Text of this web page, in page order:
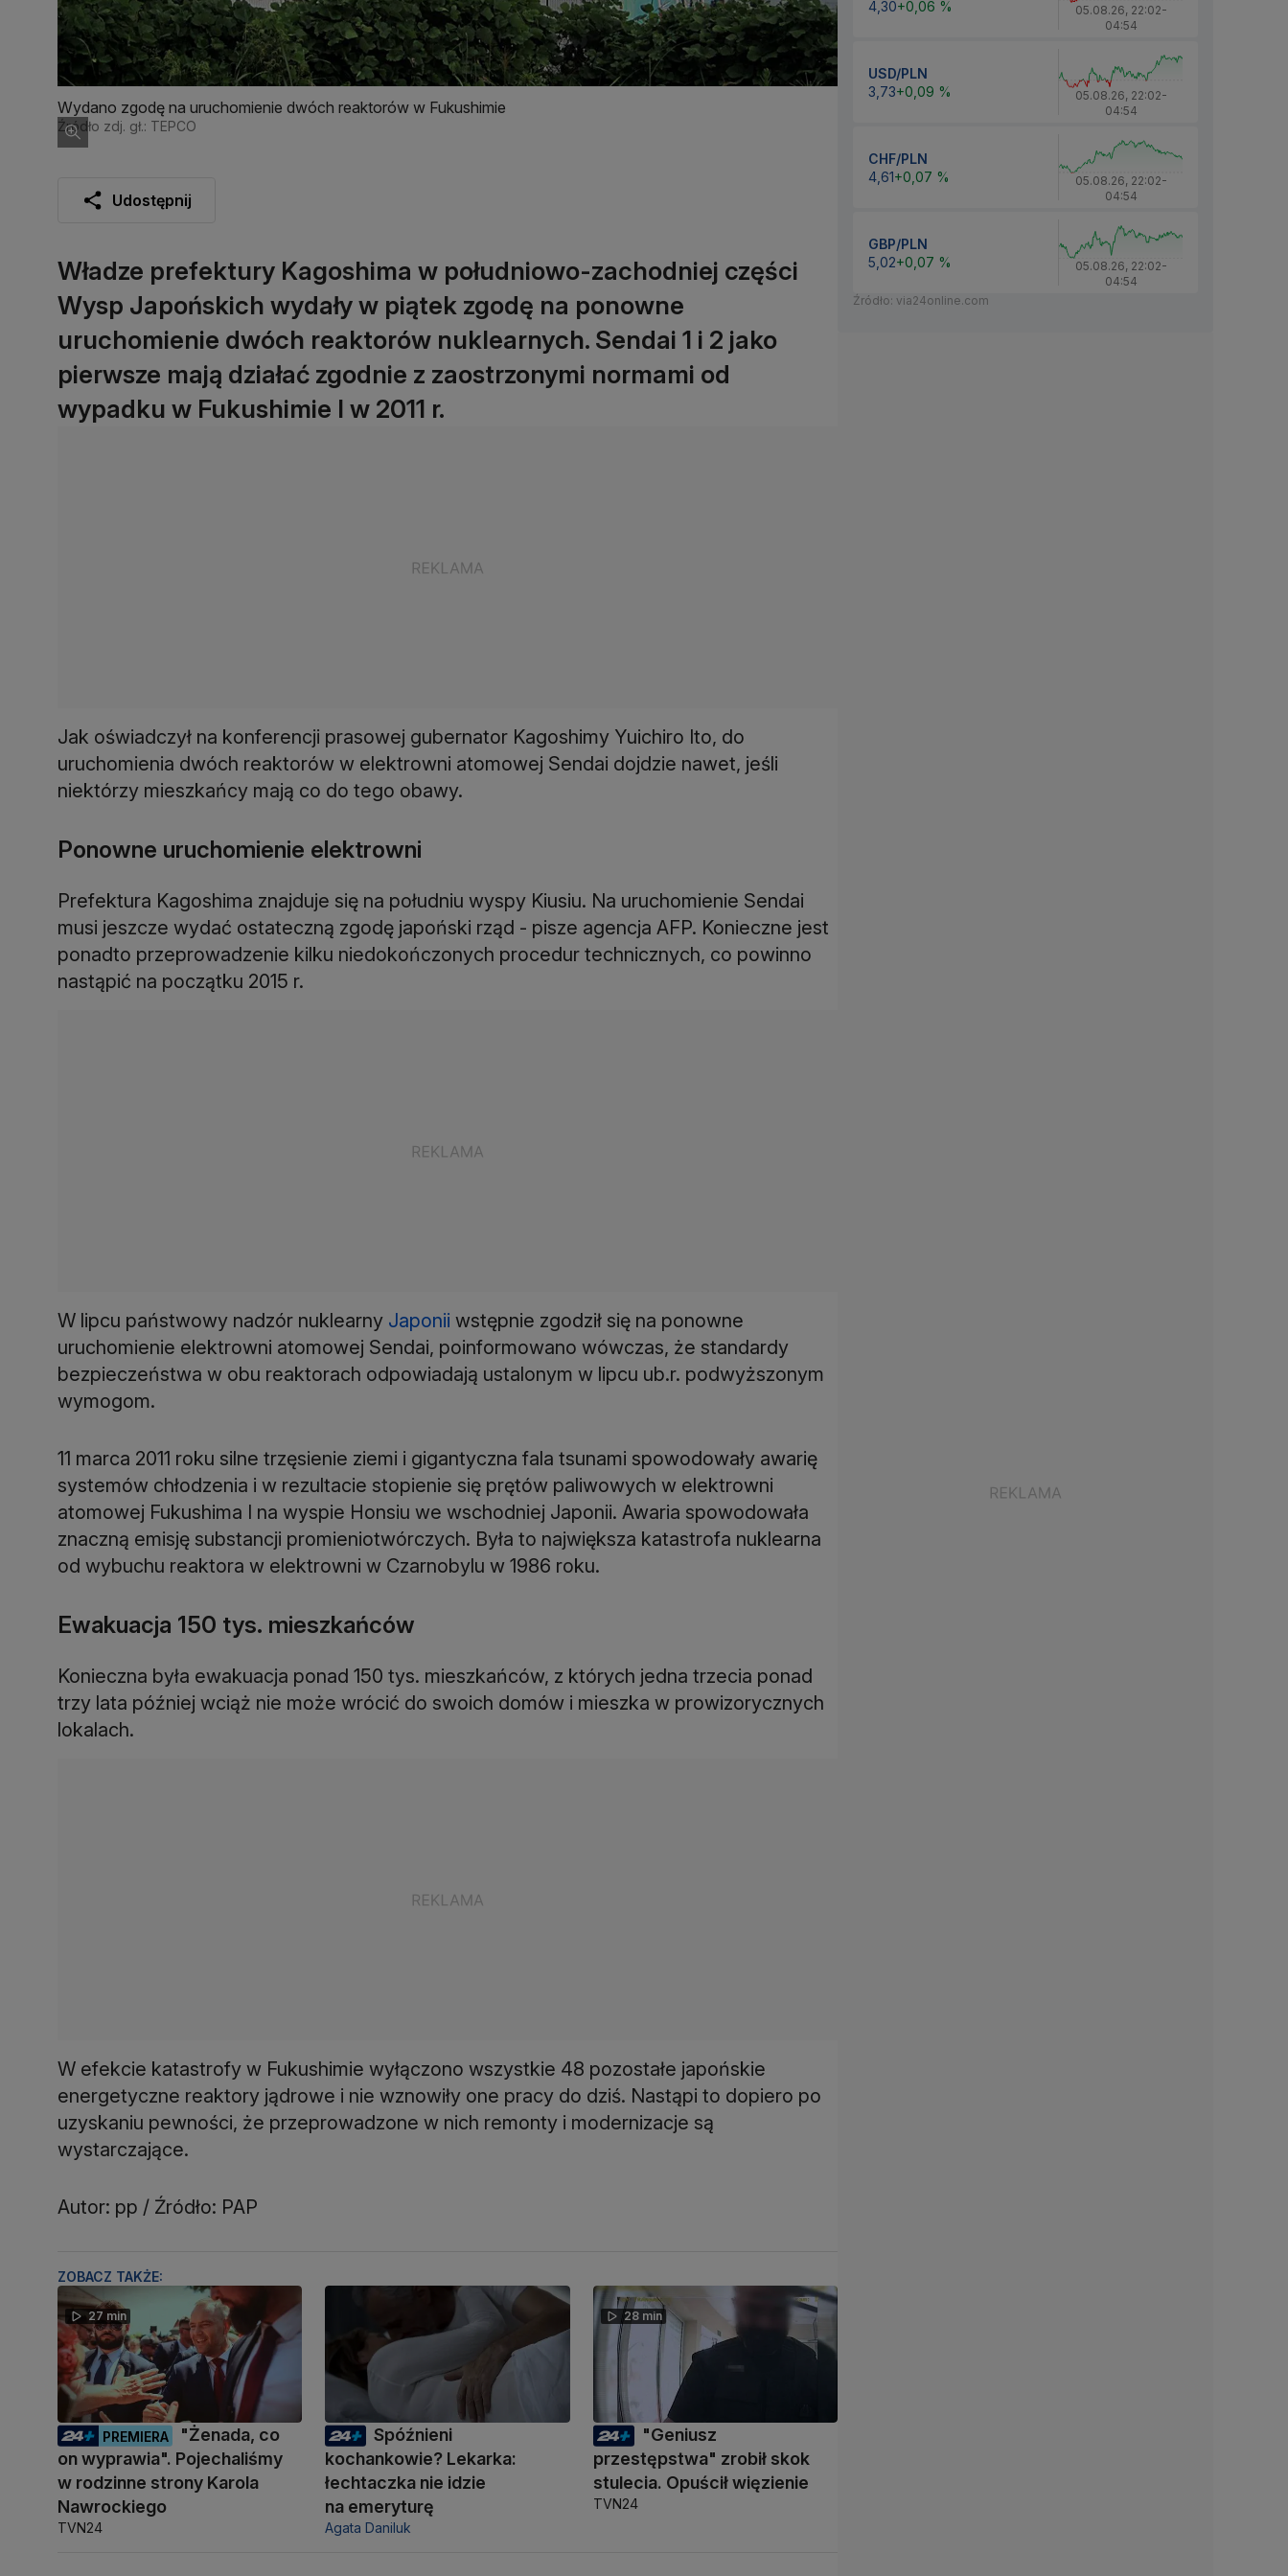
Wydano zgodę na uruchomienie dwóch reaktorów w Fukushimie
Źródło zdj. gł.: TEPCO
Udostępnij
Władze prefektury Kagoshima w południowo-zachodniej części
Wysp Japońskich wydały w piątek zgodę na ponowne
uruchomienie dwóch reaktorów nuklearnych. Sendai 1 i 2 jako
pierwsze mają działać zgodnie z zaostrzonymi normami od
wypadku w Fukushimie I w 2011 r.
Jak oświadczył na konferencji prasowej gubernator Kagoshimy Yuichiro Ito, do
uruchomienia dwóch reaktorów w elektrowni atomowej Sendai dojdzie nawet, jeśli
niektórzy mieszkańcy mają co do tego obawy.
Ponowne uruchomienie elektrowni
Prefektura Kagoshima znajduje się na południu wyspy Kiusiu. Na uruchomienie Sendai
musi jeszcze wydać ostateczną zgodę japoński rząd - pisze agencja AFP. Konieczne jest
ponadto przeprowadzenie kilku niedokończonych procedur technicznych, co powinno
nastąpić na początku 2015 r.
W lipcu państwowy nadzór nuklearny Japonii wstępnie zgodził się na ponowne
uruchomienie elektrowni atomowej Sendai, poinformowano wówczas, że standardy
bezpieczeństwa w obu reaktorach odpowiadają ustalonym w lipcu ub.r. podwyższonym
wymogom.
11 marca 2011 roku silne trzęsienie ziemi i gigantyczna fala tsunami spowodowały awarię
systemów chłodzenia i w rezultacie stopienie się prętów paliwowych w elektrowni
atomowej Fukushima I na wyspie Honsiu we wschodniej Japonii. Awaria spowodowała
znaczną emisję substancji promieniotwórczych. Była to największa katastrofa nuklearna
od wybuchu reaktora w elektrowni w Czarnobylu w 1986 roku.
Ewakuacja 150 tys. mieszkańców
Konieczna była ewakuacja ponad 150 tys. mieszkańców, z których jedna trzecia ponad
trzy lata później wciąż nie może wrócić do swoich domów i mieszka w prowizorycznych
lokalach.
W efekcie katastrofy w Fukushimie wyłączono wszystkie 48 pozostałe japońskie
energetyczne reaktory jądrowe i nie wznowiły one pracy do dziś. Nastąpi to dopiero po
uzyskaniu pewności, że przeprowadzone w nich remonty i modernizacje są
wystarczające.
Autor: pp / Źródło: PAP
ZOBACZ TAKŻE:
27 min
PREMIERA
"Żenada, co
on wyprawia". Pojechaliśmy
w rodzinne strony Karola
Nawrockiego
TVN24
Spóźnieni
kochankowie? Lekarka:
łechtaczka nie idzie
na emeryturę
Agata Daniluk
28 min
"Geniusz
przestępstwa" zrobił skok
stulecia. Opuścił więzienie
TVN24
4,30+0,06 % 05.08.26, 22:02-
04:54
USD/PLN
3,73+0,09 % 05.08.26, 22:02-
04:54
CHF/PLN
4,61+0,07 % 05.08.26, 22:02-
04:54
GBP/PLN
5,02+0,07 % 05.08.26, 22:02-
04:54
Źródło: via24online.com